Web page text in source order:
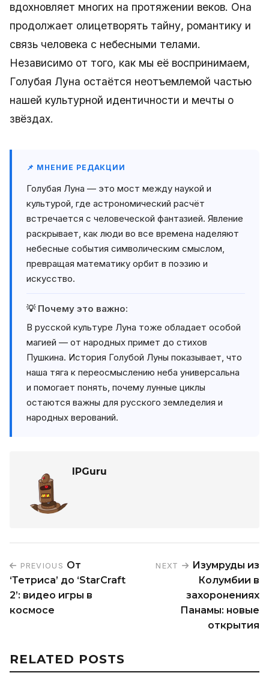
вдохновляет многих на протяжении веков. Она
продолжает олицетворять тайну, романтику и
связь человека с небесными телами.
Независимо от того, как мы её воспринимаем,
Голубая Луна остаётся неотъемлемой частью
нашей культурной идентичности и мечты о
звёздах.
📌 МНЕНИЕ РЕДАКЦИИ
Голубая Луна — это мост между наукой и
культурой, где астрономический расчёт
встречается с человеческой фантазией. Явление
раскрывает, как люди во все времена наделяют
небесные события символическим смыслом,
превращая математику орбит в поэзию и
искусство.
💡 Почему это важно:
В русской культуре Луна тоже обладает особой
магией — от народных примет до стихов
Пушкина. История Голубой Луны показывает, что
наша тяга к переосмыслению неба универсальна
и помогает понять, почему лунные циклы
остаются важны для русского земледелия и
народных верований.
IPGuru
PREVIOUS От
‘Тетриса’ до ‘StarCraft
2’: видео игры в
космосе
NEXT
Изумруды из
Колумбии в
захоронениях
Панамы: новые
открытия
RELATED POSTS